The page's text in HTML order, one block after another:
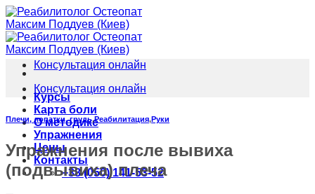
Skip
to
content
Курсы
Карта боли
О методике
Упражнения
Цены
Контакты
+38 (050) 141-53-52
Консультация онлайн
Консультация онлайн
Плечи, лопатки, грудь,Реабилитация,Руки
Упражнения после вывиха
(подвывиха) плеча